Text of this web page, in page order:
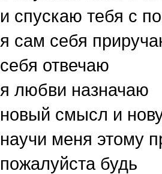
и спускаю тебя с
я сам себя
себя отвечаю
я любви назначаю
новый смысл и
научи меня этому
пожалуйста будь